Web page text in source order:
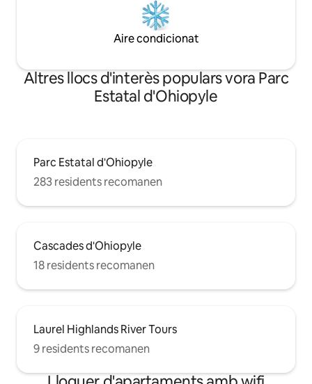
Aire condicionat
Altres llocs d'interès populars vora Parc
Estatal d'Ohiopyle
Parc Estatal d'Ohiopyle
283 residents recomanen
Cascades d'Ohiopyle
18 residents recomanen
Laurel Highlands River Tours
9 residents recomanen